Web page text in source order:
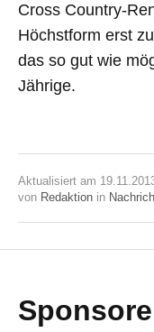
Cross Country-
Höchstform erst
das so gut wie
Jährige.
Aktualisiert am
von Redaktion in